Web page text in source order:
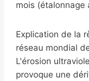
mois (étalonnage
Explication de la
réseau mondial
L'érosion
provoque une